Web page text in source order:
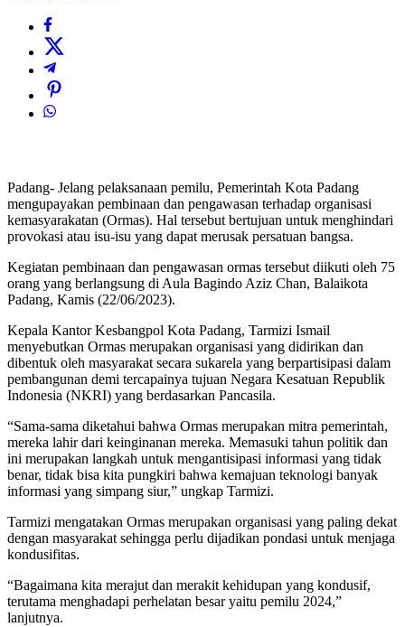
Padang- Jelang pelaksanaan pemilu, Pemerintah Kota Padang
mengupayakan pembinaan dan pengawasan terhadap organisasi
kemasyarakatan (Ormas). Hal tersebut bertujuan untuk menghindari
provokasi atau isu-isu yang dapat merusak persatuan bangsa.
Kegiatan pembinaan dan pengawasan ormas tersebut diikuti oleh 75
orang yang berlangsung di Aula Bagindo Aziz Chan, Balaikota
Padang, Kamis (22/06/2023).
Kepala Kantor Kesbangpol Kota Padang, Tarmizi Ismail
menyebutkan Ormas merupakan organisasi yang didirikan dan
dibentuk oleh masyarakat secara sukarela yang berpartisipasi dalam
pembangunan demi tercapainya tujuan Negara Kesatuan Republik
Indonesia (NKRI) yang berdasarkan Pancasila.
“Sama-sama diketahui bahwa Ormas merupakan mitra pemerintah,
mereka lahir dari keinginanan mereka. Memasuki tahun politik dan
ini merupakan langkah untuk mengantisipasi informasi yang tidak
benar, tidak bisa kita pungkiri bahwa kemajuan teknologi banyak
informasi yang simpang siur,” ungkap Tarmizi.
Tarmizi mengatakan Ormas merupakan organisasi yang paling dekat
dengan masyarakat sehingga perlu dijadikan pondasi untuk menjaga
kondusifitas.
“Bagaimana kita merajut dan merakit kehidupan yang kondusif,
terutama menghadapi perhelatan besar yaitu pemilu 2024,”
lanjutnya.